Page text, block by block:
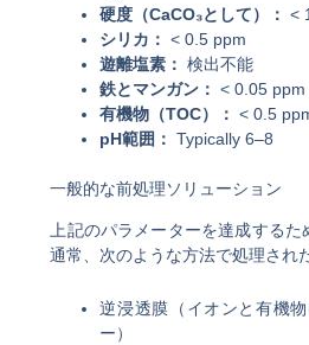
硬度（CaCO₃として）： <
シリカ： < 0.5 ppm
遊離塩素： 検出不能
鉄とマンガン： < 0.05 ppm
有機物（TOC）： < 0.5
pH範囲： Typically 6–8
一般的な前処理ソリューション
上記のパラメーターを達成する
通常、次のような方法で処理され
逆浸透膜（イオンと有機
ー）